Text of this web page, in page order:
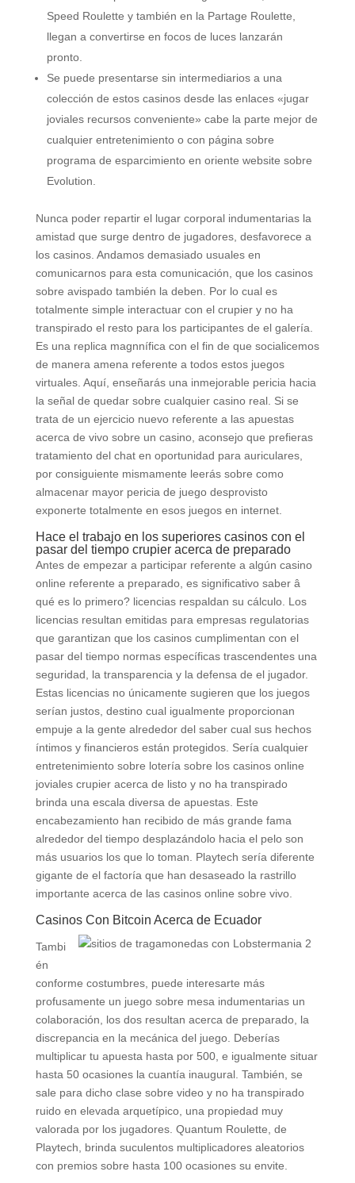
Speed ​​Roulette y también en la Partage Roulette,
llegan a convertirse en focos de luces lanzarán
pronto.
Se puede presentarse sin intermediarios a una
colección de estos casinos desde las enlaces «jugar
joviales recursos conveniente» cabe la parte mejor de
cualquier entretenimiento o con página sobre
programa de esparcimiento en oriente website sobre
Evolution.
Nunca poder repartir el lugar corporal indumentarias la
amistad que surge dentro de jugadores, desfavorece a
los casinos. Andamos demasiado usuales en
comunicarnos para esta comunicación, que los casinos
sobre avispado también la deben. Por lo cual es
totalmente simple interactuar con el crupier y no ha
transpirado el resto para los participantes de el galería.
Es una replica magnnífica con el fin de que socialicemos
de manera amena referente a todos estos juegos
virtuales. Aquí, enseñarás una inmejorable pericia hacia
la señal de quedar sobre cualquier casino real. Si se
trata de un ejercicio nuevo referente a las apuestas
acerca de vivo sobre un casino, aconsejo que prefieras
tratamiento del chat en oportunidad para auriculares,
por consiguiente mismamente leerás sobre como
almacenar mayor pericia de juego desprovisto
exponerte totalmente en esos juegos en internet.
Hace el trabajo en los superiores casinos con el
pasar del tiempo crupier acerca de preparado
Antes de empezar a participar referente a algún casino
online referente a preparado, es significativo saber â
qué es lo primero? licencias respaldan su cálculo. Los
licencias resultan emitidas para empresas regulatorias
que garantizan que los casinos cumplimentan con el
pasar del tiempo normas específicas trascendentes una
seguridad, la transparencia y la defensa de el jugador.
Estas licencias no únicamente sugieren que los juegos
serían justos, destino cual igualmente proporcionan
empuje a la gente alrededor del saber cual sus hechos
íntimos y financieros están protegidos. Serí­a cualquier
entretenimiento sobre lotería sobre los casinos online
joviales crupier acerca de listo y no ha transpirado
brinda una escala diversa de apuestas. Este
encabezamiento han recibido de más grande fama
alrededor del tiempo desplazándolo hacia el pelo son
más usuarios los que lo toman. Playtech serí­a diferente
gigante de el factoría que han desaseado la rastrillo
importante acerca de las casinos online sobre vivo.
Casinos Con Bitcoin Acerca de Ecuador
Tambi
én
conforme costumbres, puede interesarte más
profusamente un juego sobre mesa indumentarias un
colaboración, los dos resultan acerca de preparado, la
discrepancia en la mecánica del juego. Deberías
multiplicar tu apuesta hasta por 500, e igualmente situar
hasta 50 ocasiones la cuantía inaugural. También, se
sale para dicho clase sobre video y no ha transpirado
ruido en elevada arquetípico, una propiedad muy
valorada por los jugadores. Quantum Roulette, de
Playtech, brinda suculentos multiplicadores aleatorios
con premios sobre hasta 100 ocasiones su envite.